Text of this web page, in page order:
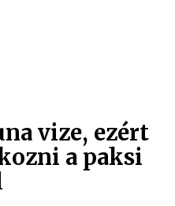
vize, ezért
a paksi